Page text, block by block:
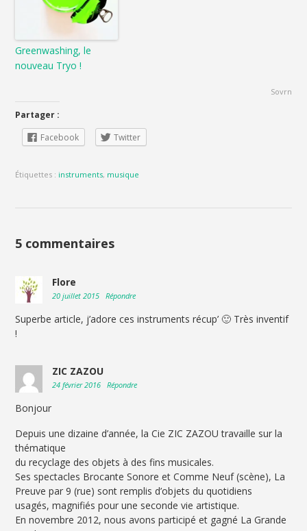
Greenwashing, le
nouveau Tryo !
Sovrn
Partager :
Facebook
Twitter
Étiquettes : instruments, musique
5 commentaires
Flore
20 juillet 2015 Répondre
Superbe article, j’adore ces instruments récup’ 🙂 Très inventif
!
ZIC ZAZOU
24 février 2016 Répondre
Bonjour
Depuis une dizaine d’année, la Cie ZIC ZAZOU travaille sur la
thématique
du recyclage des objets à des fins musicales.
Ses spectacles Brocante Sonore et Comme Neuf (scène), La
Preuve par 9 (rue) sont remplis d’objets du quotidiens
usagés, magnifiés pour une seconde vie artistique.
En novembre 2012, nous avons participé et gagné La Grande